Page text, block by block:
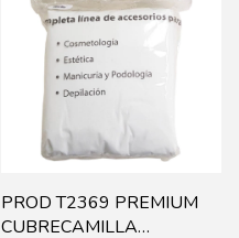
PROD T2369 PREMIUM
CUBRECAMILLA